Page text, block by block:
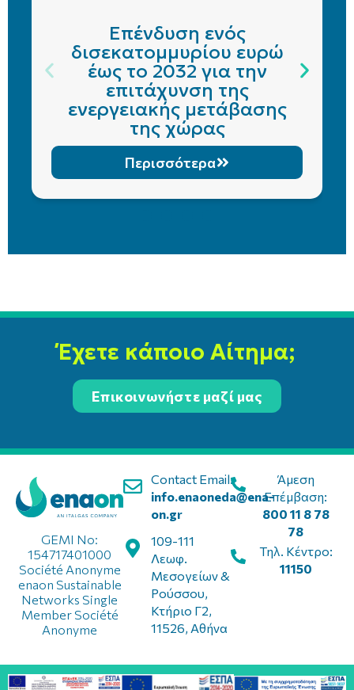
Επένδυση ενός
δισεκατομμυρίου ευρώ
έως το 2032 για την
επιτάχυνση της
ενεργειακής μετάβασης
της χώρας
Περισσότερα
Έχετε κάποιο Αίτημα;
Επικοινωνήστε μαζί μας
Contact Email:
info.enaoneda@ena-
on.gr
109-111
Λεωφ.
Μεσογείων &
Ρούσσου,
Κτήριο Γ2,
11526, Αθήνα
GEMI No:
154717401000
Société Anonyme
enaon Sustainable
Networks Single
Member Société
Anonyme
Άμεση
Επέμβαση:
800 11 8 78
78
Τηλ. Κέντρο:
11150